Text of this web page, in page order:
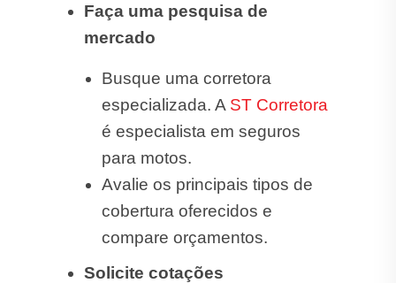
Faça uma pesquisa de
mercado
Busque uma corretora
especializada. A ST Corretora
é especialista em seguros
para motos.
Avalie os principais tipos de
cobertura oferecidos e
compare orçamentos.
Solicite cotações